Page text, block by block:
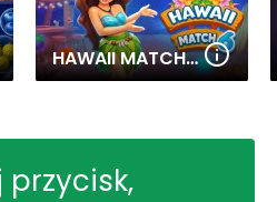
HAWAII MATCH 6
przycisk,